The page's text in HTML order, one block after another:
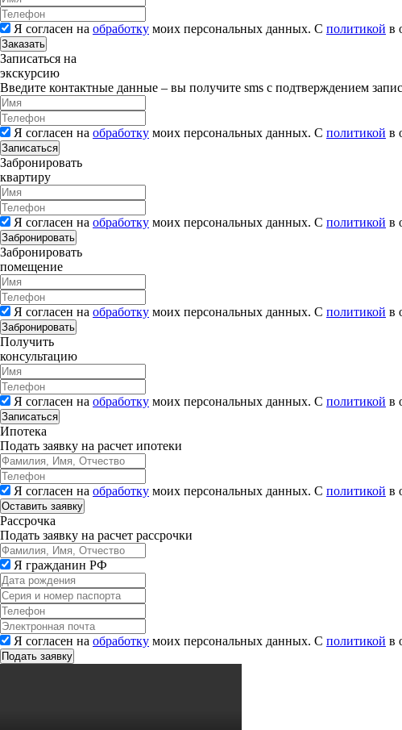
Я согласен на обработку моих персональных данных. С политикой в
Заказать
Записаться на
экскурсию
Введите контактные данные – вы получите sms с подтверждением
Я согласен на обработку моих персональных данных. С политикой в
Записаться
Забронировать
квартиру
Я согласен на обработку моих персональных данных. С политикой в
Забронировать
Забронировать
помещение
Я согласен на обработку моих персональных данных. С политикой в
Забронировать
Получить
консультацию
Я согласен на обработку моих персональных данных. С политикой в
Записаться
Ипотека
Подать заявку на расчет ипотеки
Я согласен на обработку моих персональных данных. С политикой в
Рассрочка
Подать заявку на расчет рассрочки
Я гражданин РФ
Я согласен на обработку моих персональных данных. С политикой в